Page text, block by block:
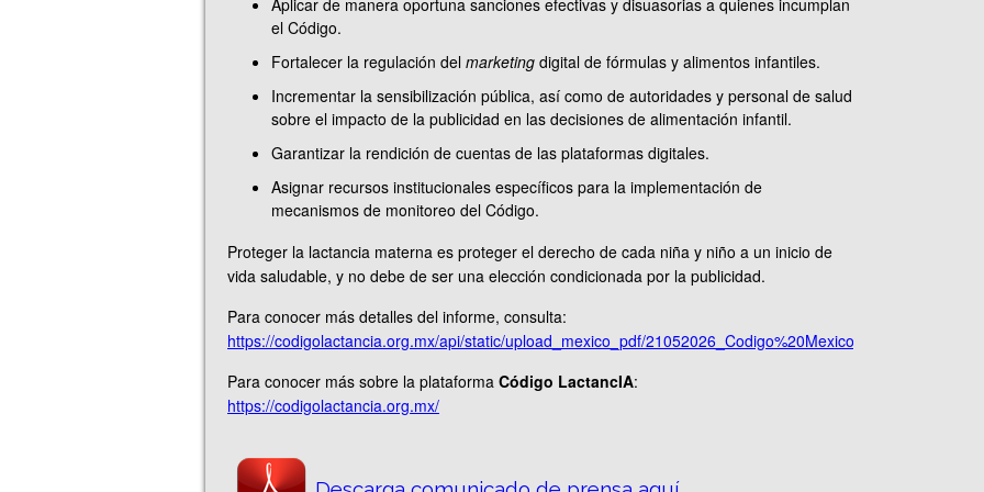
Aplicar de manera oportuna sanciones efectivas y disuasorias a quienes incumplan
el Código.
Fortalecer la regulación del marketing digital de fórmulas y alimentos infantiles.
Incrementar la sensibilización pública, así como de autoridades y personal de salud
sobre el impacto de la publicidad en las decisiones de alimentación infantil.
Garantizar la rendición de cuentas de las plataformas digitales.
Asignar recursos institucionales específicos para la implementación de
mecanismos de monitoreo del Código.
Proteger la lactancia materna es proteger el derecho de cada niña y niño a un inicio de
vida saludable, y no debe de ser una elección condicionada por la publicidad.
Para conocer más detalles del informe, consulta:
https://codigolactancia.org.mx/api/static/upload_mexico_pdf/
Para conocer más sobre la plataforma Código LactancIA:
https://codigolactancia.org.mx/